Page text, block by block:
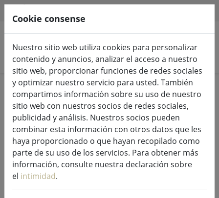
Buscar productos
Home
Luces de hadas e iluminación
Luces de hadas
Lumineo Durawise LED luces de
hadas Basic Twinkle 192 LED
blanco cálido exterior 14,3 m a
Cookie consense
Nuestro sitio web utiliza cookies para personalizar
contenido y anuncios, analizar el acceso a nuestro
sitio web, proporcionar funciones de redes sociales
y optimizar nuestro servicio para usted. También
compartimos información sobre su uso de nuestro
sitio web con nuestros socios de redes sociales,
publicidad y análisis. Nuestros socios pueden
combinar esta información con otros datos que les
haya proporcionado o que hayan recopilado como
parte de su uso de los servicios. Para obtener más
información, consulte nuestra declaración sobre
el intimidad.